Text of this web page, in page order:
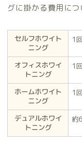
グに掛かる費用につ
セルフホワイト
ニング
1
オフィスホワイ
トニング
1
ホームホワイト
ニング
1
デュアルホワイ
トニング
約